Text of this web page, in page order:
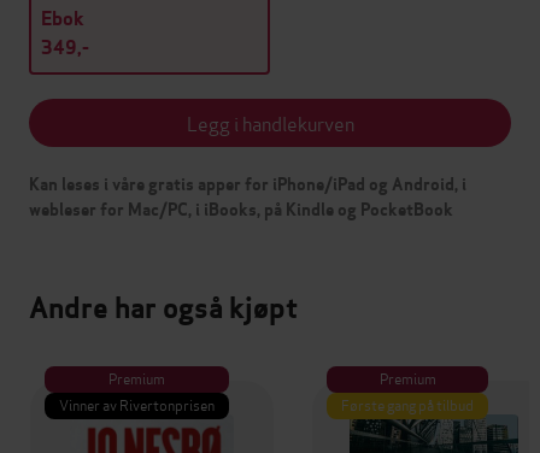
Ebok
349,-
Legg i handlekurven
Kan leses i våre gratis apper for iPhone/iPad og Android, i
webleser for Mac/PC, i iBooks, på Kindle og PocketBook
Andre har også kjøpt
Premium
Vinner av Rivertonprisen
Premium
Første gang på tilbud